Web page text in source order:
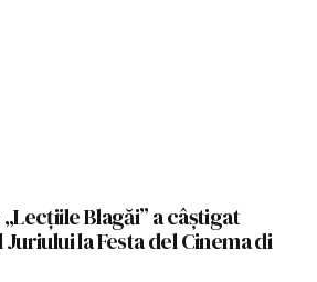
Blagăi” a câștigat
la Festa del Cinema di